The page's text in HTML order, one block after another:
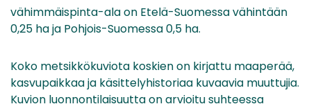
vähimmäispinta-ala on Etelä-Suomessa vähintään
0,25 ha ja Pohjois-Suomessa 0,5 ha.
Koko metsikkökuviota koskien on kirjattu maaperää,
kasvupaikkaa ja käsittelyhistoriaa kuvaavia muuttujia.
Kuvion luonnontilaisuutta on arvioitu suhteessa